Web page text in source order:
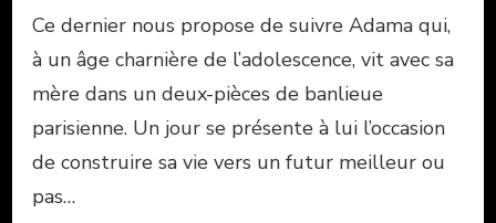
Ce dernier nous propose de suivre Adama qui,
à un âge charnière de l’adolescence, vit avec sa
mère dans un deux-pièces de banlieue
parisienne. Un jour se présente à lui l’occasion
de construire sa vie vers un futur meilleur ou
pas…